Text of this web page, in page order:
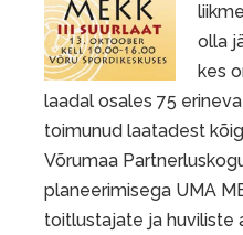
olla
kes
laadal osales 75
toimunud laatadest
Võrumaa
planeerimisega UMA
toitlustajate ja huviliste